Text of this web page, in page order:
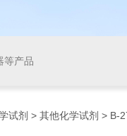
等产品
试剂 > 其他化学试剂 > B-